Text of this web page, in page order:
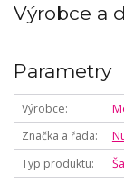
Výrobce a
Parametry
Výrobce
Značka a řada
Typ produktu